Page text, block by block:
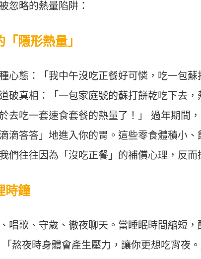
忽略的熱量陷阱：
隱形熱量」
心態：「我中午沒吃正餐好可憐，吃一包蘇
破真相：「一包家庭號的蘇打餅乾吃下去
去吃一套速食套餐的熱量了！」 過年期間
滴答答」地進入你的胃。這些零食體積小
們往往因為「沒吃正餐」的補償心理，反而
時鐘
唱歌、守歲、徹夜聊天。當睡眠時間縮短
熬夜時身體會產生壓力，讓你更想吃宵夜
貫中：個
檢測是什麼？體育署「運動企業認
動